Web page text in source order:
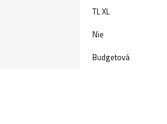
TL XL
Nie
Budgetová